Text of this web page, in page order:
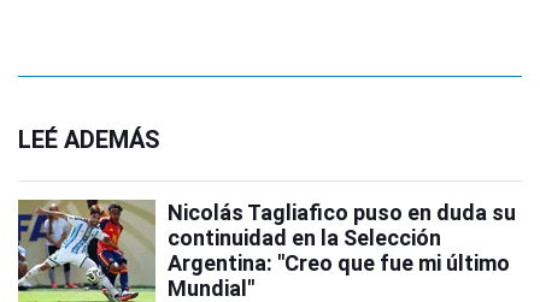
LEÉ ADEMÁS
Nicolás Tagliafico puso en duda su
continuidad en la Selección
Argentina: "Creo que fue mi último
Mundial"